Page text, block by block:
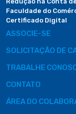
Faculdade do
Certificado Digital
ASSOCIE-SE
SOLICITAÇÃO DE
TRABALHE
CONTATO
ÁREA DO